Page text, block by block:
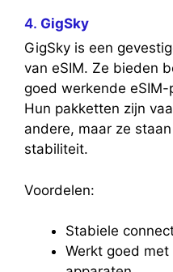
4. GigSky
GigSky is een
van eSIM. Ze bieden
goed werkende
Hun pakketten zijn
andere, maar ze
stabiliteit.
Voordelen:
Stabiele
Werkt goed